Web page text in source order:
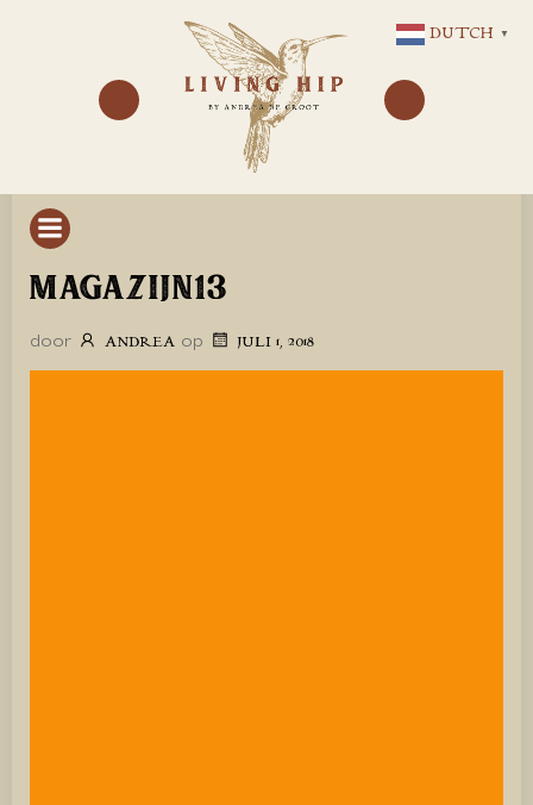
NAAR
DE
INHOUD
MAGAZIJN13
door ANDREA op JULI 1, 2018
DUTCH ▼